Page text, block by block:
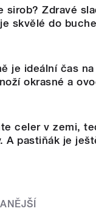
sirob? Zdravé
skvělé do
je ideální čas
okrasné a
celer v zemi,
A pastiňák je